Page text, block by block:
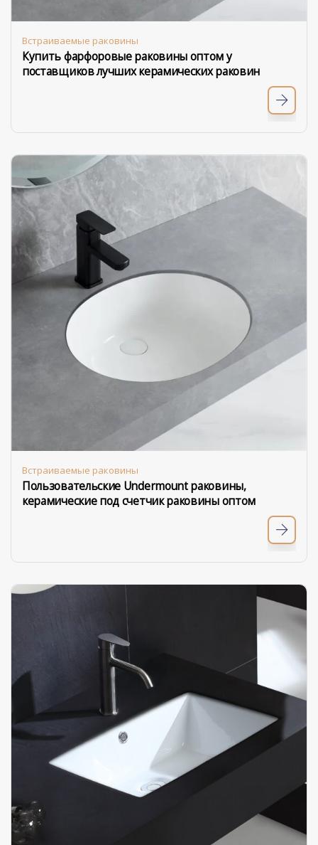
Встраиваемые раковины
Купить фарфоровые раковины оптом у
поставщиков лучших керамических раковин
Встраиваемые раковины
Пользовательские Undermount раковины,
керамические под счетчик раковины оптом